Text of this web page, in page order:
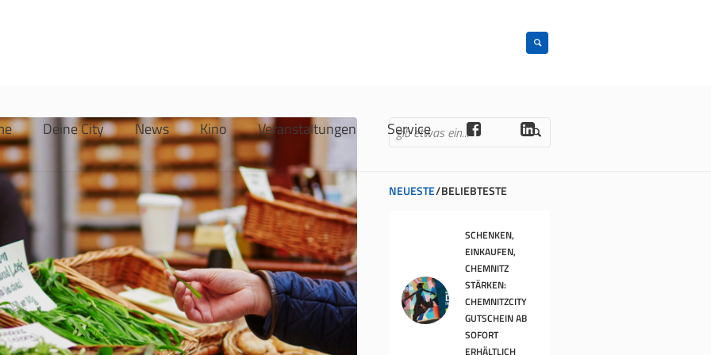
Deine City News Kino Veranstaltungen Service
NEUESTE BELIEBTESTE
SCHENKEN,
EINKAUFEN,
CHEMNITZ
STÄRKEN:
CHEMNITZCITY
GUTSCHEIN AB
SOFORT
ERHÄLTLICH